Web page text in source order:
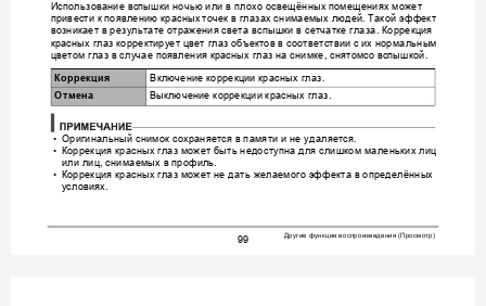
Использование вспышки ночью или в плохо освещённых помещениях может
привести к появлению красных точек в глазах снимаемых людей. Такой эффект
возникает в результате отражения света вспышки в сетчатке глаза. Коррекция
красных глаз корректирует цвет глаз объектов в соответствии с их нормальным
цветом глаз в случае появления красных глаз на снимке, снятомсо вспышкой.
Коррекция Включение коррекции красных глаз
Отмена
Выключение коррекции красных глаз.
• Оригинальный снимок сохраняется в памяти и не удаляется.
•
Коррекция красных глаз может быть недоступна для слишком маленьких лиц
или лиц, снимаемых в профиль.
•
Коррекция красных глаз может не дать желаемого эффекта в определённых
условиях.
Другие функции воспроизведения (Просмотр)
99